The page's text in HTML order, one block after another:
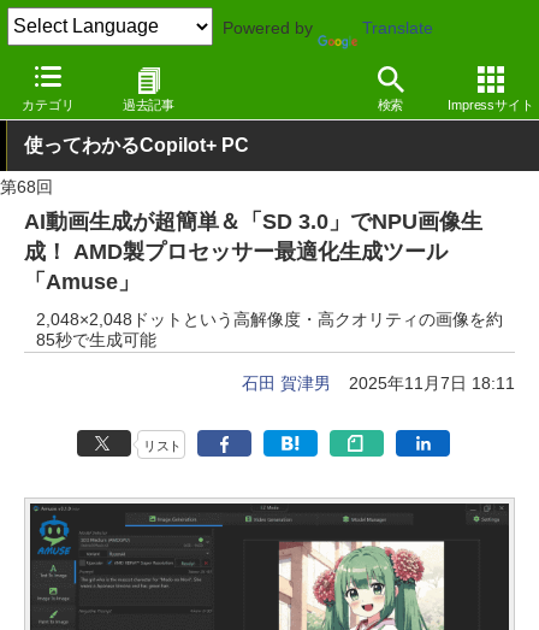
Powered by Translate
カテゴリ 過去記事 検索 Impressサイト
窓の杜 生成AI 画像生成
使ってわかるCopilot+ PC
第68回
AI動画生成が超簡単＆「SD 3.0」でNPU画像生
成！ AMD製プロセッサー最適化生成ツール
「Amuse」
2,048×2,048ドットという高解像度・高クオリティの画像を約
85秒で生成可能
石田 賀津男 2025年11月7日 18:11
リスト